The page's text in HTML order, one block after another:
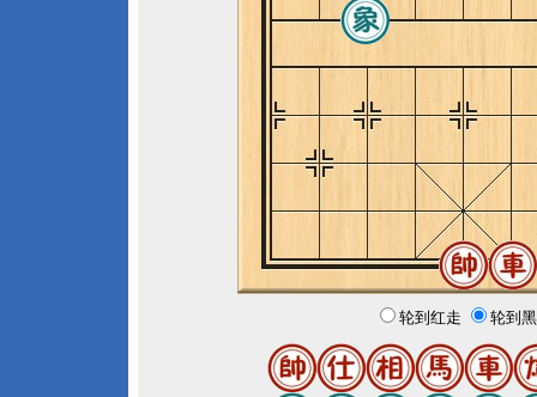
轮到红走 轮到